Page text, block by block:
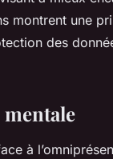
montrent une
des
à